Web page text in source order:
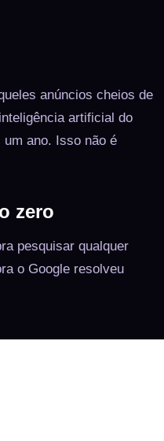
anúncios cheios de
artificial do
ano. Isso não é
zero
pesquisar qualquer
o Google resolveu